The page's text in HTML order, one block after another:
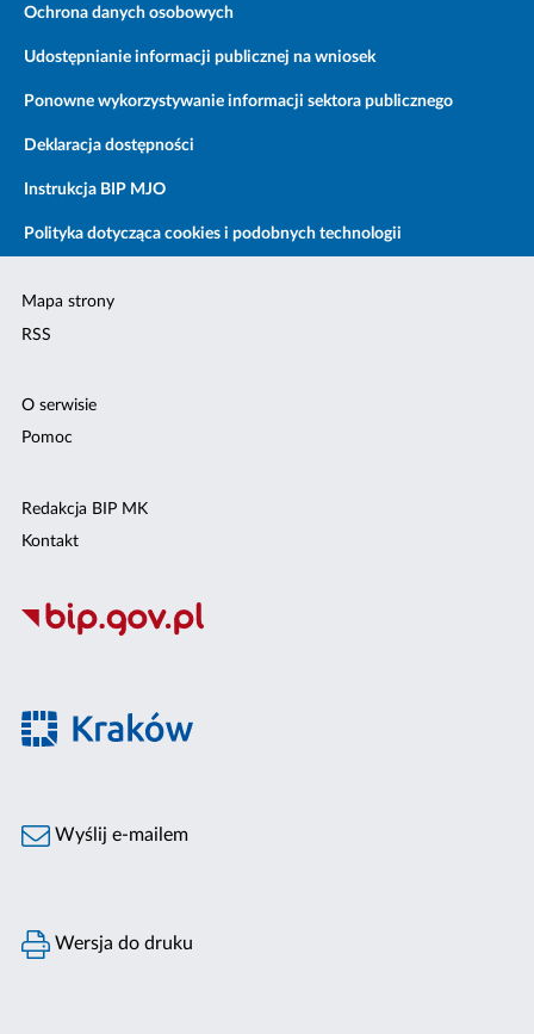
Ochrona danych osobowych
Udostępnianie informacji publicznej na wniosek
Ponowne wykorzystywanie informacji sektora publicznego
Deklaracja dostępności
Instrukcja BIP MJO
Polityka dotycząca cookies i podobnych technologii
Mapa strony
RSS
O serwisie
Pomoc
Redakcja BIP MK
Kontakt
Wyślij e-mailem
Wersja do druku